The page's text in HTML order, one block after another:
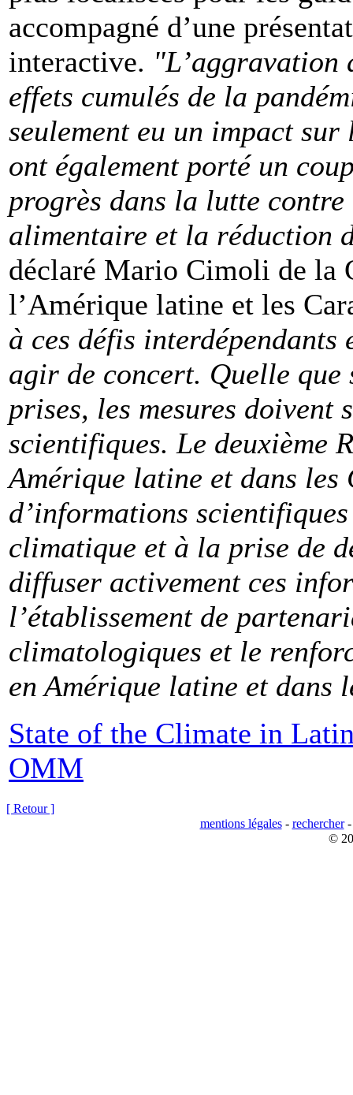
accompagné d’une
interactive. "L’aggravation
effets cumulés de la
seulement eu un impact
ont également porté un
progrès dans la lutte
alimentaire et la réduction
déclaré Mario Cimoli de la
l’Amérique latine et les
à ces défis
agir de concert. Quelle
prises, les mesures doivent
scientifiques. Le deuxième
Amérique latine et dans les
d’informations
climatique et à la prise de
diffuser activement ces
l’établissement de
climatologiques et le
en Amérique latine et dans
State of the Climate in
OMM
[ Retour ]
mentions légales- rechercher
©